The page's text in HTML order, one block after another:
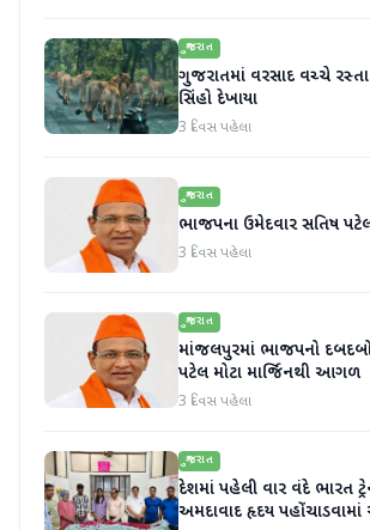
ગુજરાત
ગુજરાતમાં વરસાદ વચ્ચે
સિંહો દેખાયા
3 દિવસ પહેલા
ગુજરાત
ભાજપના ઉમેદવાર સતિષ
3 દિવસ પહેલા
ગુજરાત
માંજલપુરમાં ભાજપનો
પટેલ મોટા માર્જિનથી આગળ
3 દિવસ પહેલા
ગુજરાત
દેશમાં પહેલી વાર વંદે ભારત
અમદાવાદ હૃદય